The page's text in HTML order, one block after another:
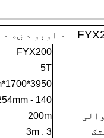
د اوبو د ښه
FYX200
5T
3950
*
1700*2250
140 - 254mm
200m
3 . 3m